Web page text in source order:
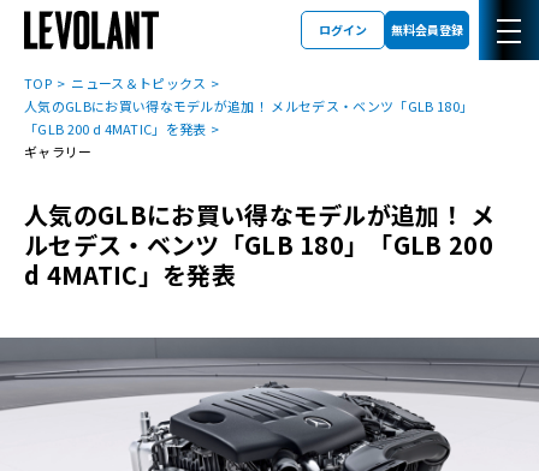
ログイン 無料会員登録
TOP
ニュース＆トピックス
人気のGLBにお買い得なモデルが追加！ メルセデス・ベンツ「GLB 180」
「GLB 200 d 4MATIC」を発表
ギャラリー
人気のGLBにお買い得なモデルが追加！ メ
ルセデス・ベンツ「GLB 180」「GLB 200
d 4MATIC」を発表